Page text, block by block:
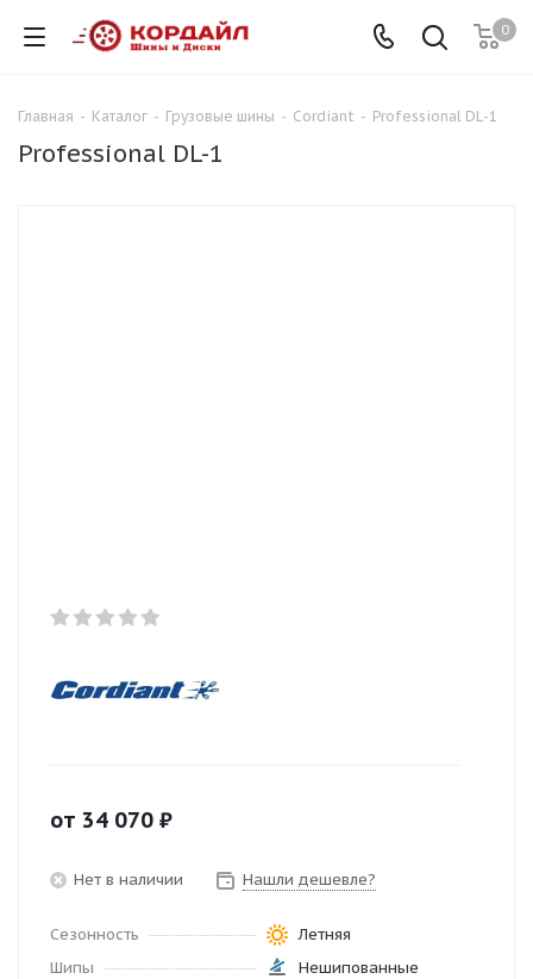
0
Главная - Каталог - Грузовые шины - Cordiant - Professional DL-1
Professional DL-1
от 34 070 ₽
Нет в наличии Нашли дешевле?
Сезонность
Летняя
Шипы
Нешипованные